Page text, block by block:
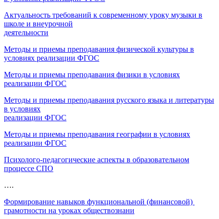
Актуальность требований к современному уроку музыки в
школе и внеурочной
деятельности
Методы и приемы преподавания физической культуры в
условиях реализации ФГОС
Методы и приемы преподавания физики в условиях
реализации ФГОС
Методы и приемы преподавания русского языка и литературы
в условиях
реализации ФГОС
Методы и приемы преподавания географии в условиях
реализации ФГОС
Психолого-педагогические аспекты в образовательном
процессе СПО
….
Формирование навыков функциональной (финансовой)
грамотности на уроках обществознани